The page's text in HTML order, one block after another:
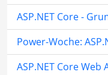
ASP.NET Core -
Power-Woche:
ASP.NET Core Web